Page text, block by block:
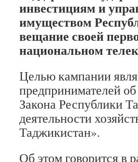
инвестициям и
имуществом
вещание своей
национальном
Целью кампании
предпринимателей
Закона Республики
деятельности
Таджикистан».
Об этом говорится в